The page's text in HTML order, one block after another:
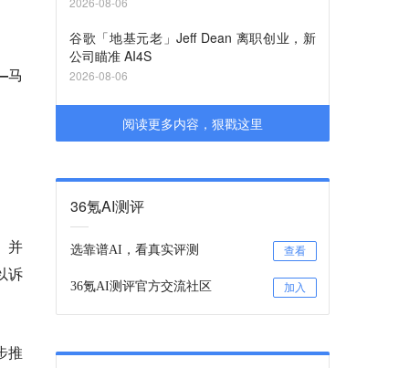
马
并
诉
推
谷歌「地基元老」Jeff Dean 离职创业，新
公司瞄准 AI4S
2026-08-06
阅读更多内容，狠戳这里
36氪AI测评
选靠谱AI，看真实评测 查看
36氪AI测评官方交流社区 加入